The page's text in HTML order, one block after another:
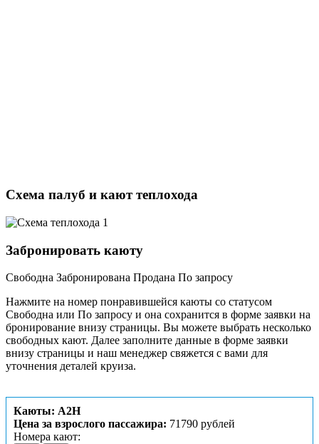
Схема палуб и кают теплохода
Забронировать каюту
Свободна Забронирована Продана По запросу
Нажмите на номер понравившейся каюты со статусом
Свободна или По запросу и она сохранится в форме заявки на
бронирование внизу страницы. Вы можете выбрать несколько
свободных кают. Далее заполните данные в форме заявки
внизу страницы и наш менеджер свяжется с вами для
уточнения деталей круиза.
Каюты: А2Н
Цена за взрослого пассажира: 71790 рублей
Номера кают: